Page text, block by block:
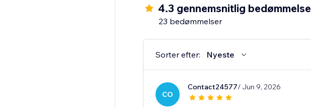
4.3 gennemsnitlig bedømmelse
23 bedømmelser
Sorter efter: Nyeste
CO
Contact24577/ Jun 9, 2026